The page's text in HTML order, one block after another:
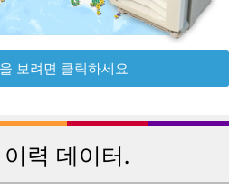
보려면 클릭하세요
력 데이터.